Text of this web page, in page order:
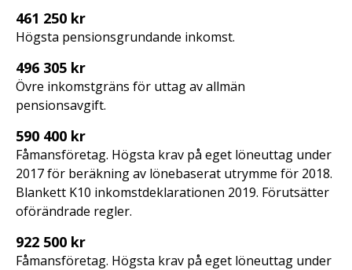
461 250 kr
Högsta pensionsgrundande inkomst.
496 305 kr
Övre inkomstgräns för uttag av allmän
pensionsavgift.
590 400 kr
Fåmansföretag. Högsta krav på eget löneuttag under
2017 för beräkning av lönebaserat utrymme för 2018.
Blankett K10 inkomstdeklarationen 2019. Förutsätter
oförändrade regler.
922 500 kr
Fåmansföretag. Högsta krav på eget löneuttag under